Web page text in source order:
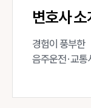
변호사 소
경험이 풍부한
음주운전·교통